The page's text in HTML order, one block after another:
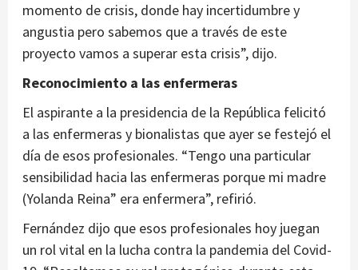
momento de crisis, donde hay incertidumbre y
angustia pero sabemos que a través de este
proyecto vamos a superar esta crisis”, dijo.
Reconocimiento a las enfermeras
El aspirante a la presidencia de la República felicitó
a las enfermeras y bionalistas que ayer se festejó el
día de esos profesionales. “Tengo una particular
sensibilidad hacia las enfermeras porque mi madre
(Yolanda Reina” era enfermera”, refirió.
Fernández dijo que esos profesionales hoy juegan
un rol vital en la lucha contra la pandemia del Covid-